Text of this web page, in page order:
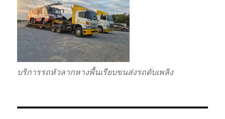
บริการรถหัวลากหางพื้นเรียบขนส่งรถดับเพลิง